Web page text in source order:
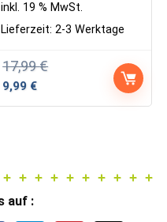
17,99€
Ursprünglicher
9,99 €Aktueller
inkl. 19 % MwSt.
Lieferzeit:2-3 Werktage
auf :